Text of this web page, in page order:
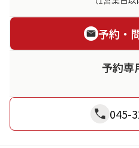
予約・
予約専
045-